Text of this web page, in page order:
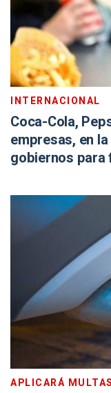
INTERNACIONAL
Coca-Cola,
empresas, en
gobiernos para
APLICARÁ MULTAS